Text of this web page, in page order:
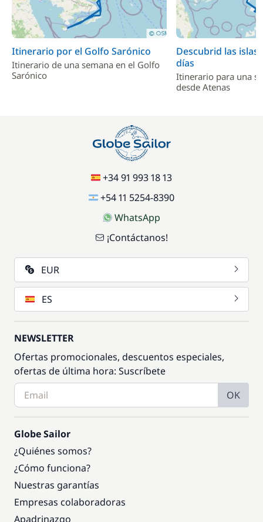
Itinerario por el Golfo Sarónico
Itinerario de una semana en el Golfo
Sarónico
Descubrid las islas
días
Itinerario para una
desde Atenas
+34 91 993 18 13
+54 11 5254-8390
WhatsApp
¡Contáctanos!
EUR
ES
NEWSLETTER
Ofertas promocionales, descuentos especiales,
ofertas de última hora: Suscríbete
OK
Globe Sailor
¿Quiénes somos?
¿Cómo funciona?
Nuestras garantías
Empresas colaboradoras
Apadrinazgo